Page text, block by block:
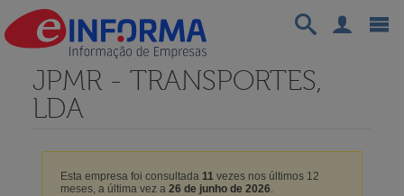
JPMR - TRANSPORTES,
LDA
Esta empresa foi consultada 11vezes nos últimos 12
meses, a última vez a 26 de junho de 2026.